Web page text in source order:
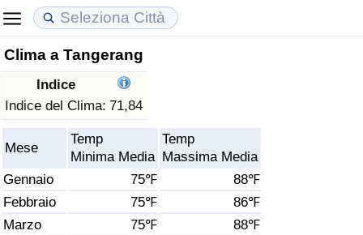
Clima a Tangerang
Indice
Indice del Clima: 71,84
Mese
Temp
Minima Media
Temp
Massima Media
Gennaio
75℉
88℉
Febbraio
75℉
86℉
Marzo
75℉
88℉
Costo della vita
Indice Del Costo Della Vita (corrente)
Indice Del Costo Della Vita
Indice del Costo della Vita per Nazione
ad Aqaba
Prezzi degli immobili
Indice del Prezzo delle Case (Corrente)
Indice del Prezzo delle Case
Indice del Prezzo delle Case per Nazione
Qualità della Vita
Indice della Qualità della Vita
Indice della Qualità della Vita (Corrente)
Indice della qualità della vita per Paese
Criminalità